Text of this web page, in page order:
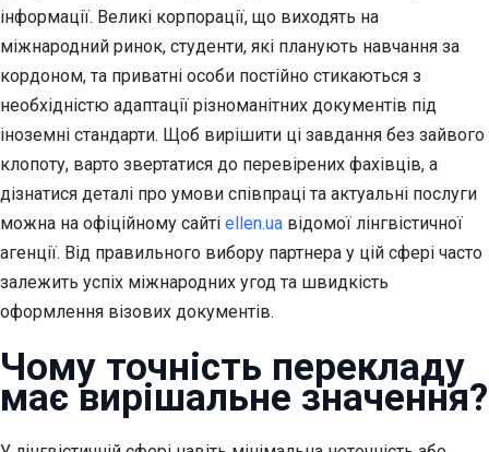
інформації. Великі корпорації, що виходять на
міжнародний ринок, студенти, які планують навчання за
кордоном, та приватні особи постійно стикаються з
необхідністю адаптації різноманітних документів під
іноземні стандарти. Щоб вирішити ці завдання без зайвого
клопоту, варто звертатися до перевірених фахівців, а
дізнатися деталі про умови співпраці та актуальні послуги
можна на офіційному сайті ellen.ua відомої лінгвістичної
агенції. Від правильного вибору партнера у цій сфері часто
залежить успіх міжнародних угод та швидкість
оформлення візових документів.
Чому точність перекладу
має вирішальне значення?